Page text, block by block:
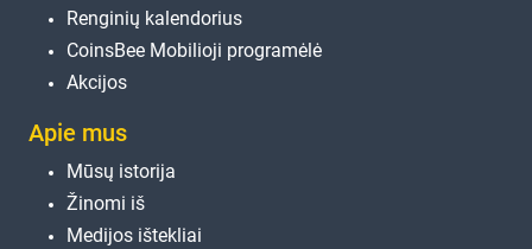
Renginių kalendorius
CoinsBee Mobilioji programėlė
Akcijos
Apie mus
Mūsų istorija
Žinomi iš
Medijos ištekliai